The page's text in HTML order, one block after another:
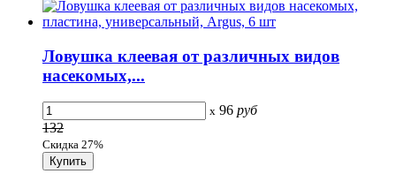
Ловушка клеевая от различных видов
насекомых,...
x 96 руб
132
Скидка 27%